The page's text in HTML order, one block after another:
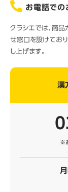
お電話での
クラシエでは、商品
せ窓口を設けてお
し上げます。
漢
※